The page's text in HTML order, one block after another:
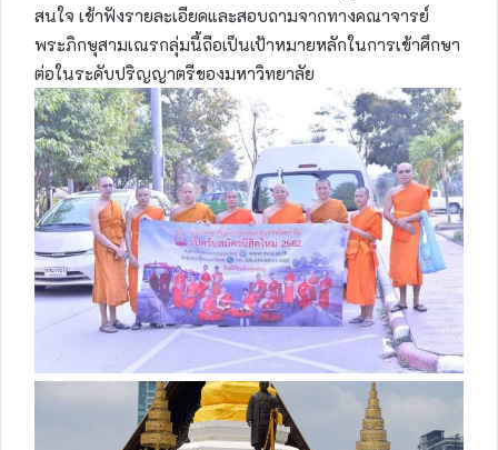
สนใจ เข้าฟังรายละเอียดและสอบถามจากทางคณาจารย์
พระภิกษุสามเณรกลุ่มนี้ถือเป็นเป้าหมายหลักในการเข้าศึกษา
ต่อในระดับปริญญาตรีของมหาวิทยาลัย